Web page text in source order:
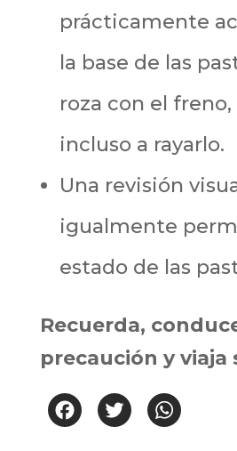
prácticamente
la base de las
roza con el
incluso a rayarlo.
Una revisión
igualmente
estado de las
Recuerda,
precaución y viaja
FacebookTwitter